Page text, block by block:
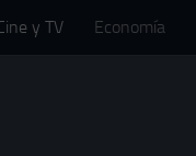
y TV Economía